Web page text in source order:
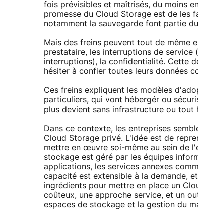
fois prévisibles et maîtrisés, du moins
promesse du Cloud Storage est de les
notamment la sauvegarde font partie
Mais des freins peuvent tout de même
prestataire, les interruptions de service
interruptions), la confidentialité. Cette
hésiter à confier toutes leurs données
Ces freins expliquent les modèles
particuliers, qui vont hébergér ou
plus devient sans infrastructure ou tout
Dans ce contexte, les entreprises
Cloud Storage privé. L'idée est de
mettre en œuvre soi-même au sein de
stockage est géré par les équipes
applications, les services annexes
capacité est extensible à la demande,
ingrédients pour mettre en place un
coûteux, une approche service, et un
espaces de stockage et la gestion du